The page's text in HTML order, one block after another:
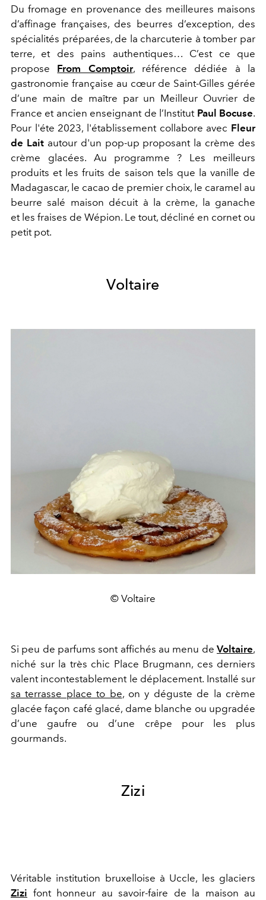
Du fromage en provenance des meilleures maisons
d’affinage françaises, des beurres d’exception, des
spécialités préparées, de la charcuterie à tomber par
terre, et des pains authentiques… C’est ce que
propose From Comptoir, référence dédiée à la
gastronomie française au cœur de Saint-Gilles gérée
d’une main de maître par un Meilleur Ouvrier de
France et ancien enseignant de l’Institut Paul Bocuse.
Pour l'éte 2023, l'établissement collabore avec Fleur
de Laitautour d'un pop-up proposant la crème des
crème glacées. Au programme ? Les meilleurs
produits et les fruits de saison tels que la vanille de
Madagascar, le cacao de premier choix, le caramel au
beurre salé maison décuit à la crème, la ganache
et les fraises de Wépion. Le tout, décliné en cornet ou
petit pot.
Voltaire
© Voltaire
Si peu de parfums sont affichés au menu de Voltaire,
niché sur la très chic Place Brugmann, ces derniers
valent incontestablement le déplacement. Installé sur
sa terrasse place to be, on y déguste de la crème
glacée façon café glacé, dame blanche ou upgradée
d’une gaufre ou d’une crêpe pour les plus
gourmands.
Zizi
Véritable institution bruxelloise à Uccle, les glaciers
Zizi font honneur au savoir-faire de la maison au